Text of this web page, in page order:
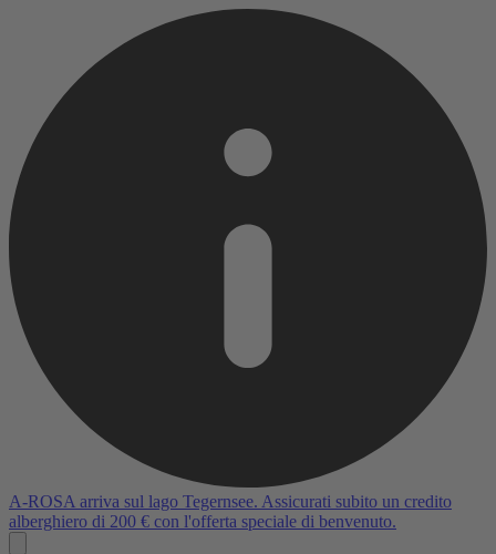
A-ROSA arriva sul lago Tegernsee. Assicurati subito un credito
alberghiero di 200 € con l'offerta speciale di benvenuto.